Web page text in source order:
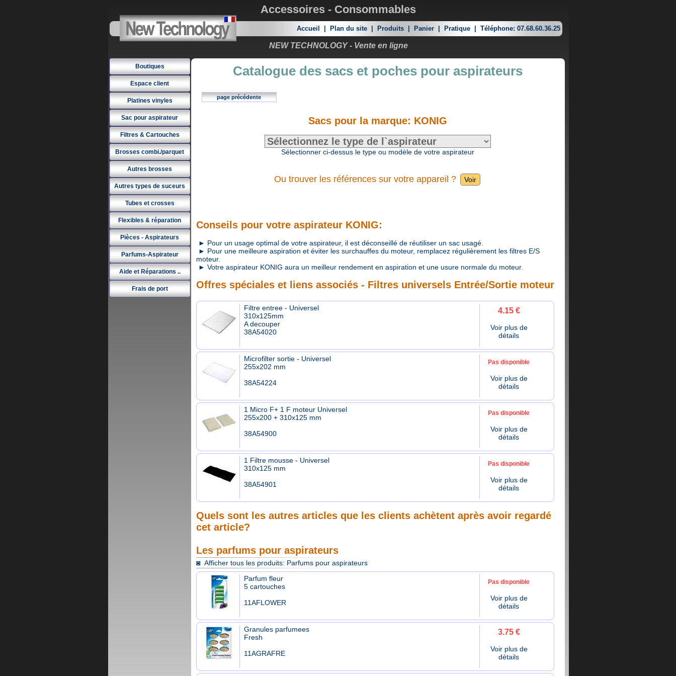
Accessoires - Consommables
Accueil Plan du site Produits Panier Pratique Téléphone: 07.68.60.36.25
NEW TECHNOLOGY - Vente en ligne
Boutiques
Espace client
Platines vinyles
Sac pour aspirateur
Filtres & Cartouches
Brosses combi./parquet
Autres brosses
Autres types de suceurs
Tubes et crosses
Flexibles & réparation
Pièces - Aspirateurs
Parfums-Aspirateur
Aide et Réparations ..
Frais de port
Catalogue des sacs et poches pour aspirateurs
page précédente
Sacs pour la marque: KONIG
Sélectionner ci-dessus le type ou modèle de votre aspirateur
Ou trouver les références sur votre appareil ?
Conseils pour votre aspirateur KONIG:
► Pour un usage optimal de votre aspirateur, il est déconseillé de réutiliser un sac usagé.
► Pour une meilleure aspiration et éviter les surchauffes du moteur, remplacez régulièrement les filtres E/S
moteur.
► Votre aspirateur KONIG aura un meilleur rendement en aspiration et une usure normale du moteur.
Offres spéciales et liens associés - Filtres universels Entrée/Sortie moteur
Filtre entree - Universel
310x125mm
A decouper
38A54020
4.15 €
Voir plus de
détails
Microfilter sortie - Universel
255x202 mm
38A54224
Pas disponible
Voir plus de
détails
1 Micro F+ 1 F moteur Universel
255x200 + 310x125 mm
38A54900
Pas disponible
Voir plus de
détails
1 Filtre mousse - Universel
310x125 mm
38A54901
Pas disponible
Voir plus de
détails
Quels sont les autres articles que les clients achètent après avoir regardé
cet article?
Les parfums pour aspirateurs
◙ Afficher tous les produits: Parfums pour aspirateurs
Parfum fleur
5 cartouches
11AFLOWER
Pas disponible
Voir plus de
détails
Granules parfumees
Fresh
11AGRAFRE
3.75 €
Voir plus de
détails